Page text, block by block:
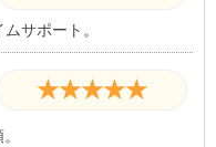
サポート。
★★★★★